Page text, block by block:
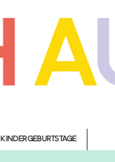
Kindergeburtstage